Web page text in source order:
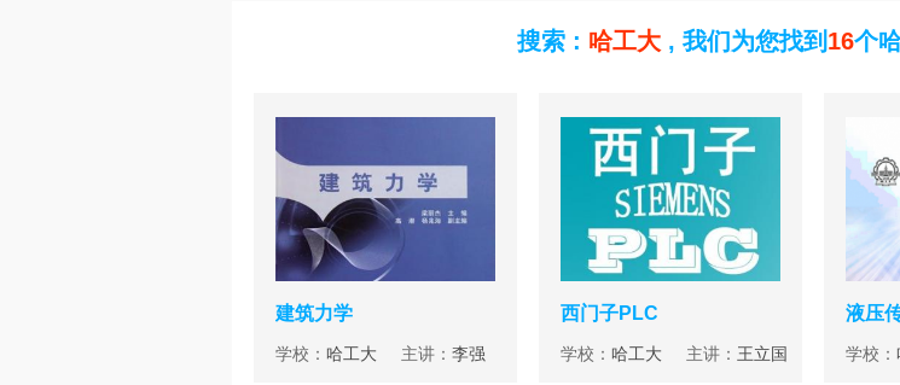
搜索 : 哈工大 , 我们为您找到 16个
建筑力学
学校： 哈工大 主讲： 李强
西门子PLC
学校： 哈工大 主讲： 王立国
液压
学校：